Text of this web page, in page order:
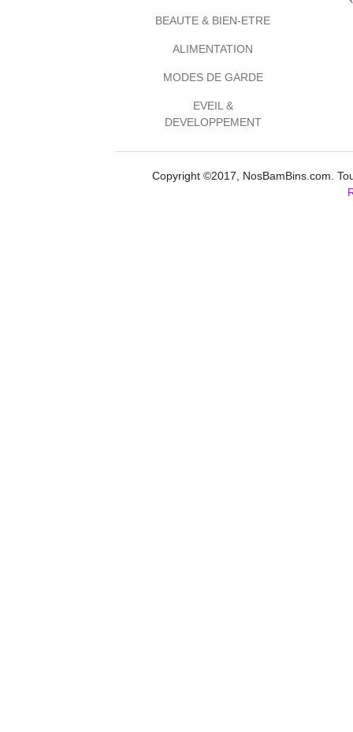
BEAUTE & BIEN-ETRE
ALIMENTATION
MODES DE GARDE
EVEIL &
DEVELOPPEMENT
Copyright ©2017, NosBamBins.com.